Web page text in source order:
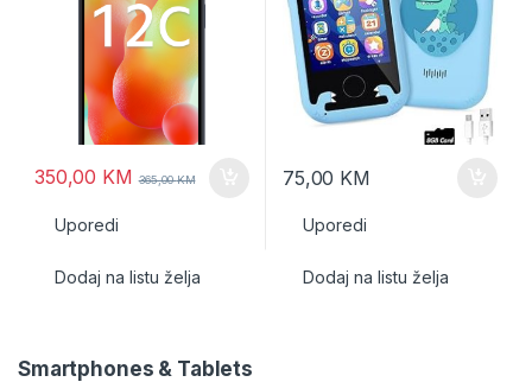
350,00 KM 365,00KM
Uporedi
Dodaj na listu želja
75,00 KM
Uporedi
Dodaj na listu želja
Smartphones & Tablets